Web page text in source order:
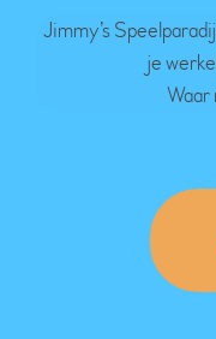
Jimmy’s
je